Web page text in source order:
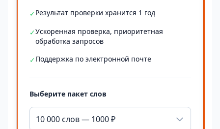
✓Результат проверки хранится 1 год
✓Ускоренная проверка, приоритетная
обработка запросов
✓Поддержка по электронной почте
Выберите пакет слов
10 000 слов — 1000 ₽